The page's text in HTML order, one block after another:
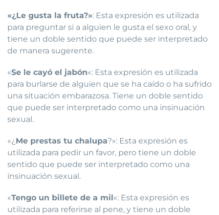
«¿Le gusta la fruta?»: Esta expresión es utilizada
para preguntar si a alguien le gusta el sexo oral, y
tiene un doble sentido que puede ser interpretado
de manera sugerente.
«Se le cayó el jabón«: Esta expresión es utilizada
para burlarse de alguien que se ha caído o ha sufrido
una situación embarazosa. Tiene un doble sentido
que puede ser interpretado como una insinuación
sexual.
«¿ Me prestas tu chalupa?»: Esta expresión es
utilizada para pedir un favor, pero tiene un doble
sentido que puede ser interpretado como una
insinuación sexual.
«Tengo un billete de a mil «: Esta expresión es
utilizada para referirse al pene, y tiene un doble